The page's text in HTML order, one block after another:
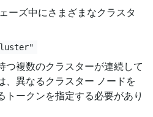
ーズ中にさまざまなクラスタ
つ複数のクラスターが連続して
、異なるクラスター ノードを
トークンを指定する必要があり